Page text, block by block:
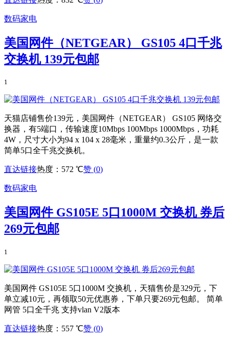
数码家电
美国网件（NETGEAR） GS105 4口千兆
交换机 139元包邮
1
天猫店铺售价139元，美国网件（NETGEAR） GS105 网络交
换器，有5端口，传输速度10Mbps 100Mbps 1000Mbps，功耗
4W，尺寸大小为94 x 104 x 28毫米，重量约0.3公斤，是一款
简单5口全千兆交换机。
直达链接热度：572 ℃赞 (0)
数码家电
美国网件 GS105E 5口1000M 交换机 券后
269元包邮
1
美国网件 GS105E 5口1000M 交换机，天猫售价是329元，下
单立减10元，再领取50元优惠券，下单只要269元包邮。 简单
网管 5口全千兆 支持vlan V2版本
直达链接热度：557 ℃赞 (0)